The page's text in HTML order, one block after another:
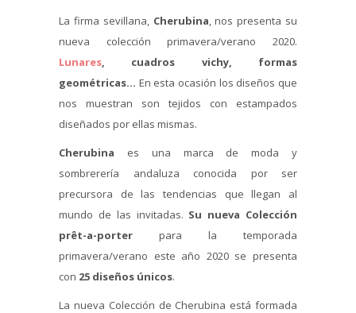
La firma sevillana, Cherubina, nos presenta su
nueva colección primavera/verano 2020.
Lunares, cuadros vichy, formas
geométricas… En esta ocasión los diseños que
nos muestran son tejidos con estampados
diseñados por ellas mismas.
Cherubina es una marca de moda y
sombrerería andaluza conocida por ser
precursora de las tendencias que llegan al
mundo de las invitadas. Su nueva Colección
prêt-a-porter para la temporada
primavera/verano este año 2020 se presenta
con 25 diseños únicos.
La nueva Colección de Cherubina está formada